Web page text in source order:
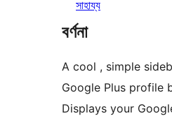
সাহায্য
বৰ্ণনা
A cool , simple
Google Plus profile
Displays your